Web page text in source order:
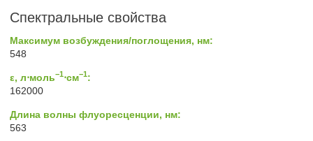
Спектральные свойства
Максимум возбуждения/поглощения, нм:
548
ε, л⋅моль−1⋅см−1:
162000
Длина волны флуоресценции, нм:
563